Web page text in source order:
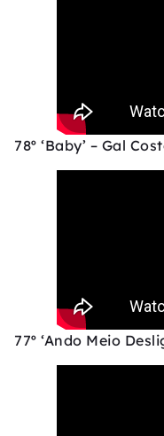
78º ‘Baby’ – Gal
77º ‘Ando Meio